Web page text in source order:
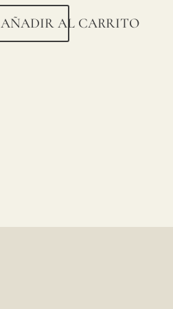
AÑADIR AL CARRITO